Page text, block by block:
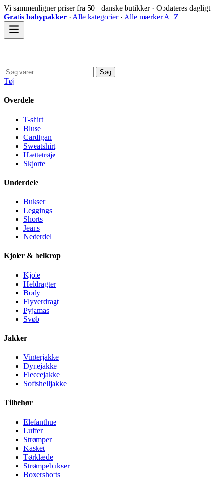
Spring
til
indhold
Vi sammenligner priser fra 50+ danske butikker · Opdateres dagligt
Gratis babypakker · Alle kategorier· Alle mærker A–Z
Søg
efter:
Søg
Tøj
Overdele
T-shirt
Bluse
Cardigan
Sweatshirt
Hættetrøje
Skjorte
Underdele
Bukser
Leggings
Shorts
Jeans
Nederdel
Kjoler & helkrop
Kjole
Heldragter
Body
Flyverdragt
Pyjamas
Svøb
Jakker
Vinterjakke
Dynejakke
Fleecejakke
Softshelljakke
Tilbehør
Elefanthue
Luffer
Strømper
Kasket
Tørklæde
Strømpebukser
Boxershorts